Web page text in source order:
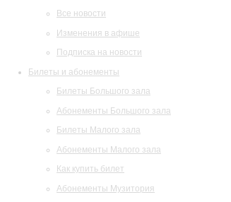
Все новости
Изменения в афише
Подписка на новости
Билеты и абонементы
Билеты Большого зала
Абонементы Большого зала
Билеты Малого зала
Абонементы Малого зала
Как купить билет
Абонементы Музитория